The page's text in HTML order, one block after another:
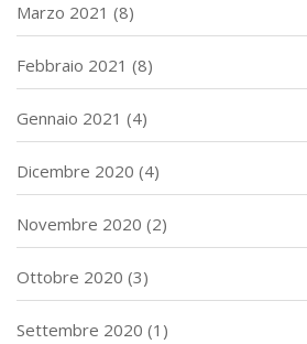
Marzo 2021 (8)
Febbraio 2021 (8)
Gennaio 2021 (4)
Dicembre 2020 (4)
Novembre 2020 (2)
Ottobre 2020 (3)
Settembre 2020 (1)